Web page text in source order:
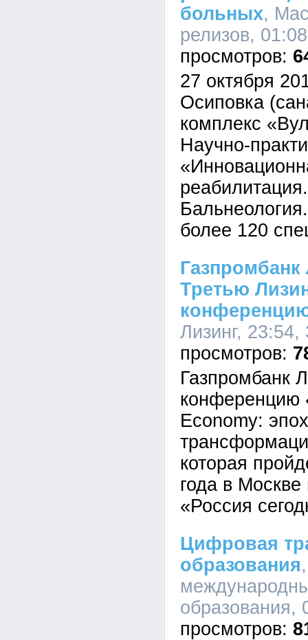
больных,
релизов,
27 октября
Осиповка
комплекс
Научно-
более 120
Газпромбанк
Третью
Лизинг,
Газпромбанк
конференцию
Economy:
которая
года в
«Россия
Цифровая
образования
образования,